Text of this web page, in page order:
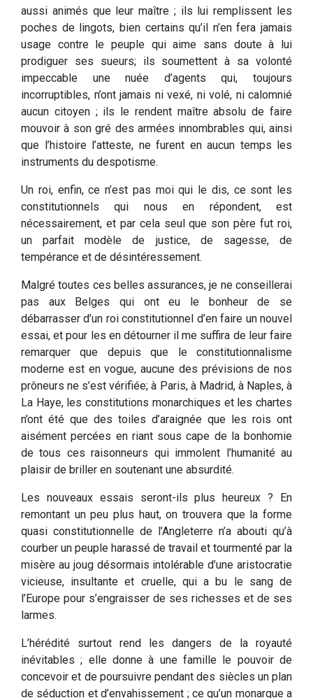
aussi animés que leur maître ; ils lui remplissent les
poches de lingots, bien certains qu’il n’en fera jamais
usage contre le peuple qui aime sans doute à lui
prodiguer ses sueurs; ils soumettent à sa volonté
impeccable une nuée d’agents qui, toujours
incorruptibles, n’ont jamais ni vexé, ni volé, ni calomnié
aucun citoyen ; ils le rendent maître absolu de faire
mouvoir à son gré des armées innombrables qui, ainsi
que l’histoire l’atteste, ne furent en aucun temps les
instruments du despotisme.
Un roi, enfin, ce n’est pas moi qui le dis, ce sont les
constitutionnels qui nous en répondent, est
nécessairement, et par cela seul que son père fut roi,
un parfait modèle de justice, de sagesse, de
tempérance et de désintéressement.
Malgré toutes ces belles assurances, je ne conseillerai
pas aux Belges qui ont eu le bonheur de se
débarrasser d’un roi constitutionnel d’en faire un nouvel
essai, et pour les en détourner il me suffira de leur faire
remarquer que depuis que le constitutionnalisme
moderne est en vogue, aucune des prévisions de nos
prôneurs ne s’est vérifiée; à Paris, à Madrid, à Naples, à
La Haye, les constitutions monarchiques et les chartes
n’ont été que des toiles d’araignée que les rois ont
aisément percées en riant sous cape de la bonhomie
de tous ces raisonneurs qui immolent l’humanité au
plaisir de briller en soutenant une absurdité.
Les nouveaux essais seront-ils plus heureux ? En
remontant un peu plus haut, on trouvera que la forme
quasi constitutionnelle de l’Angleterre n’a abouti qu’à
courber un peuple harassé de travail et tourmenté par la
misère au joug désormais intolérable d’une aristocratie
vicieuse, insultante et cruelle, qui a bu le sang de
l’Europe pour s’engraisser de ses richesses et de ses
larmes.
L’hérédité surtout rend les dangers de la royauté
inévitables ; elle donne à une famille le pouvoir de
concevoir et de poursuivre pendant des siècles un plan
de séduction et d’envahissement ; ce qu’un monarque a